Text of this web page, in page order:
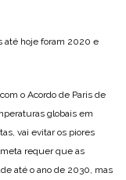
até hoje foram 2020 e
o Acordo de Paris de
globais em
vai evitar os piores
requer que as
até o ano de 2030, mas